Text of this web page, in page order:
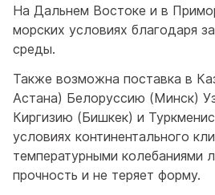
На Дальнем Востоке и в
морских условиях благодаря
среды.
Также возможна поставка в
Астана) Белоруссию (Минск)
Киргизию (Бишкек) и
условиях континентального
температурными колебаниями
прочность и не теряет форму.